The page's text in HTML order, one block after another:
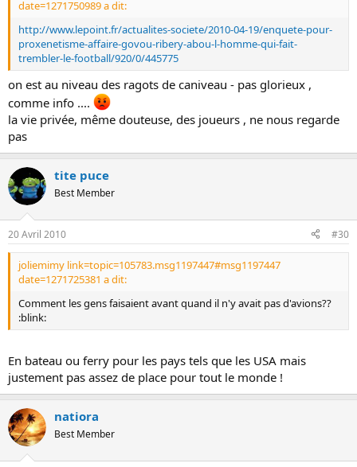
date=1271750989 a dit:
http://www.lepoint.fr/actualites-societe/2010-04-19/enquete-pour-
proxenetisme-affaire-govou-ribery-abou-l-homme-qui-fait-
trembler-le-football/920/0/445775
on est au niveau des ragots de caniveau - pas glorieux ,
comme info ....
la vie privée, même douteuse, des joueurs , ne nous regarde
pas
tite puce
Best Member
20 Avril 2010 #30
joliemimy link=topic=105783.msg1197447#msg1197447
date=1271725381 a dit:
Comment les gens faisaient avant quand il n'y avait pas d'avions??
:blink:
En bateau ou ferry pour les pays tels que les USA mais
justement pas assez de place pour tout le monde !
natiora
Best Member